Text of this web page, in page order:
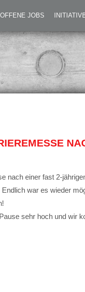
OFFENE JOBS
ERSTE
nach einer fast 2-
war es wieder
sehr hoch und wir